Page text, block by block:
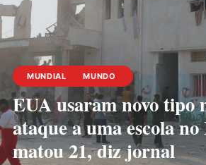
MUNDIAL MUNDO
EUA usaram novo tipo
ataque a uma escola
matou 21, diz jornal